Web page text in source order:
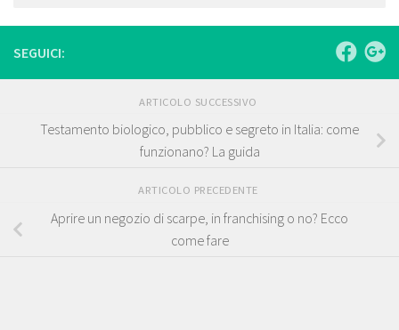
SEGUICI:
ARTICOLO SUCCESSIVO
Testamento biologico, pubblico e segreto in Italia: come
funzionano? La guida
ARTICOLO PRECEDENTE
Aprire un negozio di scarpe, in franchising o no? Ecco
come fare